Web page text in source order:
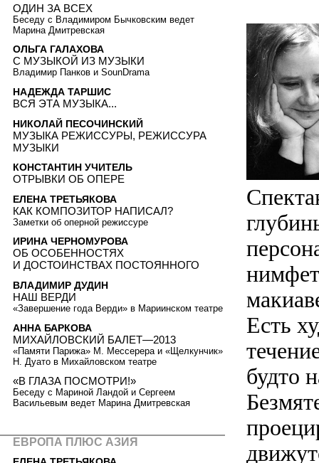
Есть
будто
ОДИН ЗА ВСЕХ
Беседу с Владимиром Бычковским ведет
Марина Дмитревская
ОЛЬГА ГАЛАХОВА
С МУЗЫКОЙ ИЗ МУЗЫКИ
Владимир Панков и SounDrama
НАДЕЖДА ТАРШИС
ВСЯ ЭТА МУЗЫКА...
НИКОЛАЙ ПЕСОЧИНСКИЙ
МУЗЫКА РЕЖИССУРЫ, РЕЖИССУРА
МУЗЫКИ
КОНСТАНТИН УЧИТЕЛЬ
ОТРЫВКИ ОБ ОПЕРЕ
ЕЛЕНА ТРЕТЬЯКОВА
КАК КОМПОЗИТОР НАПИСАЛ?
Заметки об оперной режиссуре
ИРИНА ЧЕРНОМУРОВА
ОБ ОСОБЕННОСТЯХ
И ДОСТОИНСТВАХ ПОСТОЯННОГО
ВЛАДИМИР ДУДИН
НАШ ВЕРДИ
«Завершение года Верди» в Мариинском театре
АННА БАРКОВА
МИХАЙЛОВСКИЙ БАЛЕТ—2013
«Памяти Парижа» М. Мессерера и «Щелкунчик»
Н. Дуато в Михайловском театре
«В ГЛАЗА ПОСМОТРИ!»
Беседу с Мариной Ландой и Сергеем
Васильевым ведет Марина Дмитревская
ЕВРОПА ПЛЮС АЗИЯ